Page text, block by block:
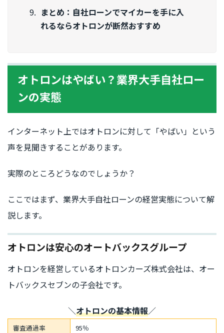
まとめ：自社ローンでマイカーを手に入
れるならオトロンが断然おすすめ
オトロンはやばい？業界大手自社ロー
ンの実態
インターネット上ではオトロンに対して「やばい」という
声を見聞きすることがあります。
実際のところどうなのでしょうか？
ここではまず、業界大手自社ローンの経営実態について解
説します。
オトロンは安心のオートバックスグループ
オトロンを経営しているオトロンカーズ株式会社は、オー
トバックスセブンの子会社です。
＼オトロンの基本情報／
審査通過率
95％